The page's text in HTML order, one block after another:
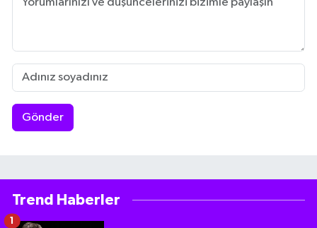
Gönder
Trend Haberler
1